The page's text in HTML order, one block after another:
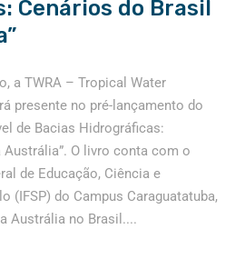
Cenários do Brasil
a TWRA – Tropical Water
presente no pré-lançamento do
de Bacias Hidrográficas:
O livro conta com o
de Educação, Ciência e
(IFSP) do Campus Caraguatatuba,
Austrália no Brasil....